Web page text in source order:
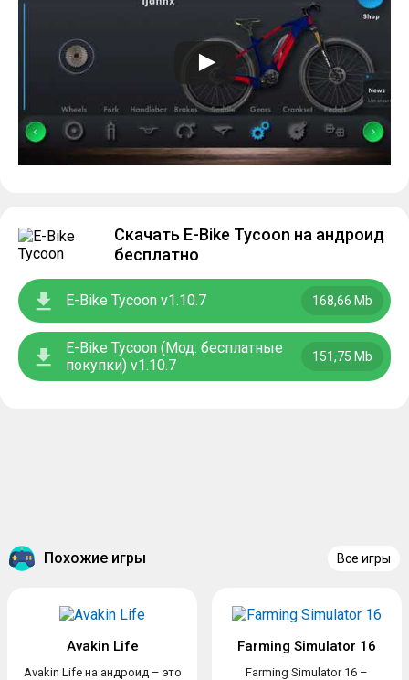
Скачать E-Bike Tycoon на андроид
бесплатно
E-Bike Tycoon v1.10.7 168,66 Mb
E-Bike Tycoon (Мод: бесплатные
покупки) v1.10.7
151,75 Mb
Похожие игры Все игры
Avakin Life
Avakin Life на андроид – это
Farming Simulator 16
Farming Simulator 16 –